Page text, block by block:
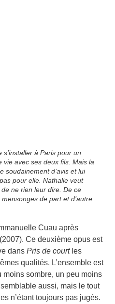
à Paris pour un
avec ses deux fils. Mais la
soudainement d’avis et lui
pour elle. Nathalie veut
ne rien leur dire. De ce
de part et d’autre.
Cuau après
(2007). Ce deuxième opus est
dans Pris de courtles
qualités. L’ensemble est
moins sombre, un peu moins
aussi, mais le tout
n’étant toujours pas jugés.